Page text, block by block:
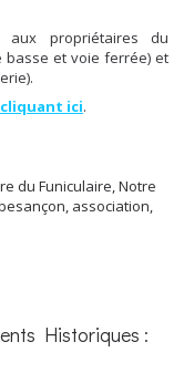
aux propriétaires du
basse et voie ferrée) et
cliquant ici.
du Funiculaire Notre
association
Historiques :